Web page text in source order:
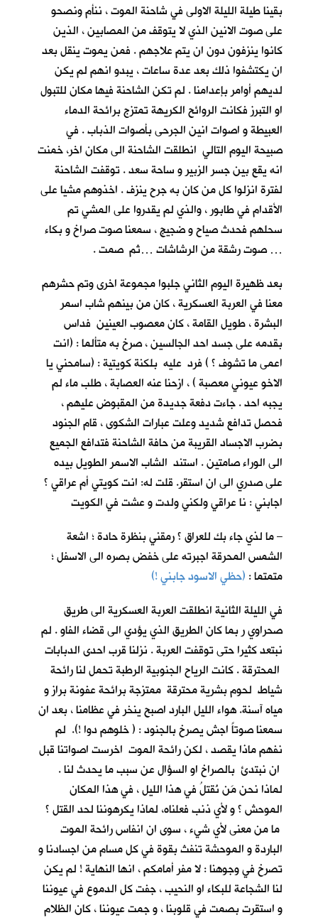
بقينا طيلة الليلة الاولى في شاحنة الموت ، ننأم ونصحو
على صوت الانين الذي لا يتوقف من المصابين ، الذين
كانوا ينزفون دون ان يتم علاجهم . فمن يموت ينقل بعد
ان يكتشفوا ذلك بعد عدة ساعات ، يبدو انهم لم يكن
لديهم أوامر بإعدامنا . لم تكن الشاحنة فيها مكان للتبول
او التبرز فكانت الروائح الكريهة تمتزج برائحة الدماء
العبيطة و اصوات انين الجرحى بأصوات الذباب . في
صبيحة اليوم التالي انطلقت الشاحنة الى مكان اخر، خمنت
انه يقع بين جسر الزبير و ساحة سعد . توقفت الشاحنة
لفترة انزلوا كل من كان به جرح ينزف . اخذوهم مشيا على
الأقدام في طابور ، والذي لم يقدروا على المشي تم
سحلهم فحدث صياح و ضجيج ، سمعنا صوت صراخ و بكاء
… صوت رشقة من الرشاشات …ثم صمت .
بعد ظهيرة اليوم الثاني جلبوا مجموعة اخرى وتم حشرهم
معنا في العربة العسكرية ، كان من بينهم شاب اسمر
البشرة ، طويل القامة ، كان معصوب العينين فداس
بقدمه على جسد احد الجالسين ، صرخ به متألما : (انت
اعمى ما تشوف ؟ ) فرد عليه بلكنة كويتية : (سامحني يا
الاخو عيوني معصبة ) ، ازحنا عنه العصابة ، طلب ماء لم
يجبه احد . جاءت دفعة جديدة من المقبوض عليهم ،
فحصل تدافع شديد وعلت عبارات الشكوى ، قام الجنود
بضرب الاجساد القريبة من حافة الشاحنة فتدافع الجميع
الى الوراء صامتين . استند الشاب الاسمر الطويل بيده
على صدري الى ان استقر. قلت له: انت كويتي أم عراقي ؟
اجابني : نا عراقي ولكني ولدت و عشت في الكويت
– ما لذي جاء بك للعراق ؟ رمقني بنظرة حادة ؛ اشعة
الشمس المحرقة اجبرته على خفض بصره الى الاسفل ؛
متمتما : (حظي الاسود جابني !)
في الليلة الثانية انطلقت العربة العسكرية الى طريق
صحراوي ر بما كان الطريق الذي يؤدي الى قضاء الفاو . لم
نبتعد كثيرا حتى توقفت العربة . نزلنا قرب احدى الدبابات
المحترقة . كانت الرياح الجنوبية الرطبة تحمل لنا رائحة
شياط لحوم بشرية محترقة ممتزجة برائحة عفونة براز و
مياه آسنة. هواء الليل البارد اصبح ينخر في عظامنا ، بعد ان
سمعنا صوتاً اجش يصرخ بالجنود : ( خلوهم دوا !). لم
نفهم ماذا يقصد ، لكن رائحة الموت اخرست اصواتنا قبل
ان نبتدئ بالصراخ او السؤال عن سبب ما يحدث لنا .
لماذا نحن مَن نُقتلُ في هذا الليل ، في هذا المكان
الموحش ؟ و لأي ذنب فعلناه، لماذا يكرهوننا لحد القتل ؟
ما من معنى لأي شيء ، سوى ان انفاس رائحة الموت
الباردة و الموحشة تنفث بقوة في كل مسام من اجسادنا و
تصرخ في وجوهنا : لا مفر أمامكم ، انها النهاية ! لم يكن
لنا الشجاعة للبكاء او النحيب ، جفت كل الدموع في عيوننا
و استقرت بصمت في قلوبنا ، و جمت عيوننا ، كان الظلام